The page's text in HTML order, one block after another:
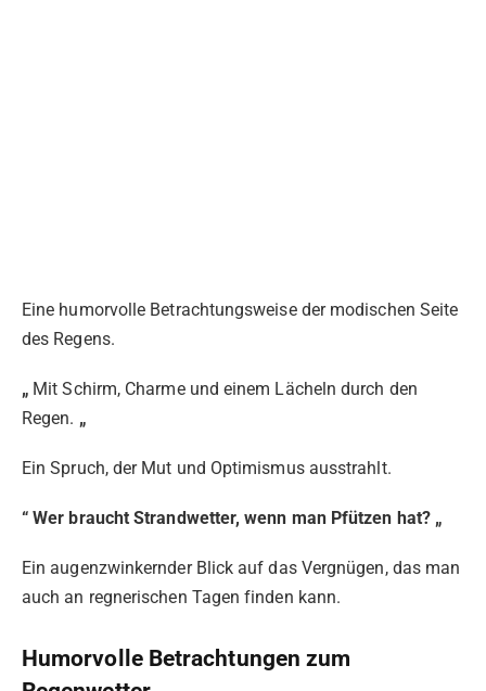
Eine humorvolle Betrachtungsweise der modischen Seite
des Regens.
„ Mit Schirm, Charme und einem Lächeln durch den
Regen. „
Ein Spruch, der Mut und Optimismus ausstrahlt.
“ Wer braucht Strandwetter, wenn man Pfützen hat? „
Ein augenzwinkernder Blick auf das Vergnügen, das man
auch an regnerischen Tagen finden kann.
Humorvolle Betrachtungen zum